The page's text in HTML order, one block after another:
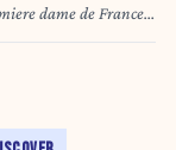
l'Apremis et